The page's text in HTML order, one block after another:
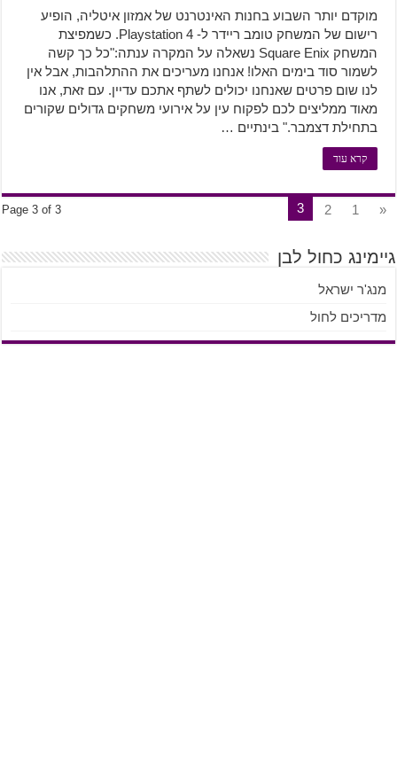
מוקדם יותר השבוע בחנות האינטרנט של אמזון איטליה, הופיע
רישום של המשחק טומב ריידר ל- Playstation 4. כשמפיצת
המשחק Square Enix נשאלה על המקרה ענתה:"כל כך קשה
לשמור סוד בימים האלו! אנחנו מעריכים את ההתלהבות, אבל אין
לנו שום פרטים שאנחנו יכולים לשתף אתכם עדיין. עם זאת, אנו
מאוד ממליצים לכם לפקוח עין על אירועי משחקים גדולים שקורים
בתחילת דצמבר." בינתיים …
קרא עוד
Page 3 of 3 «
1
2
3
גיימינג כחול לבן
מנג'ר ישראל
מדריכים לחול